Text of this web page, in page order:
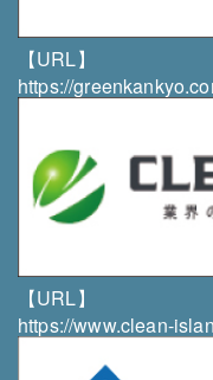
【URL】
https://
【URL】
https://www.clean-